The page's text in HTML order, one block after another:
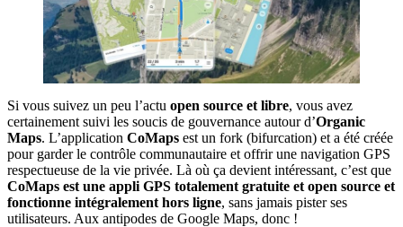
Si vous suivez un peu l’actu open source et libre, vous avez
certainement suivi les soucis de gouvernance autour d’Organic
Maps. L’application CoMaps est un fork (bifurcation) et a été créée
pour garder le contrôle communautaire et offrir une navigation GPS
respectueuse de la vie privée. Là où ça devient intéressant, c’est que
CoMaps est une appli GPS totalement gratuite et open source et
fonctionne intégralement hors ligne, sans jamais pister ses
utilisateurs. Aux antipodes de Google Maps, donc !